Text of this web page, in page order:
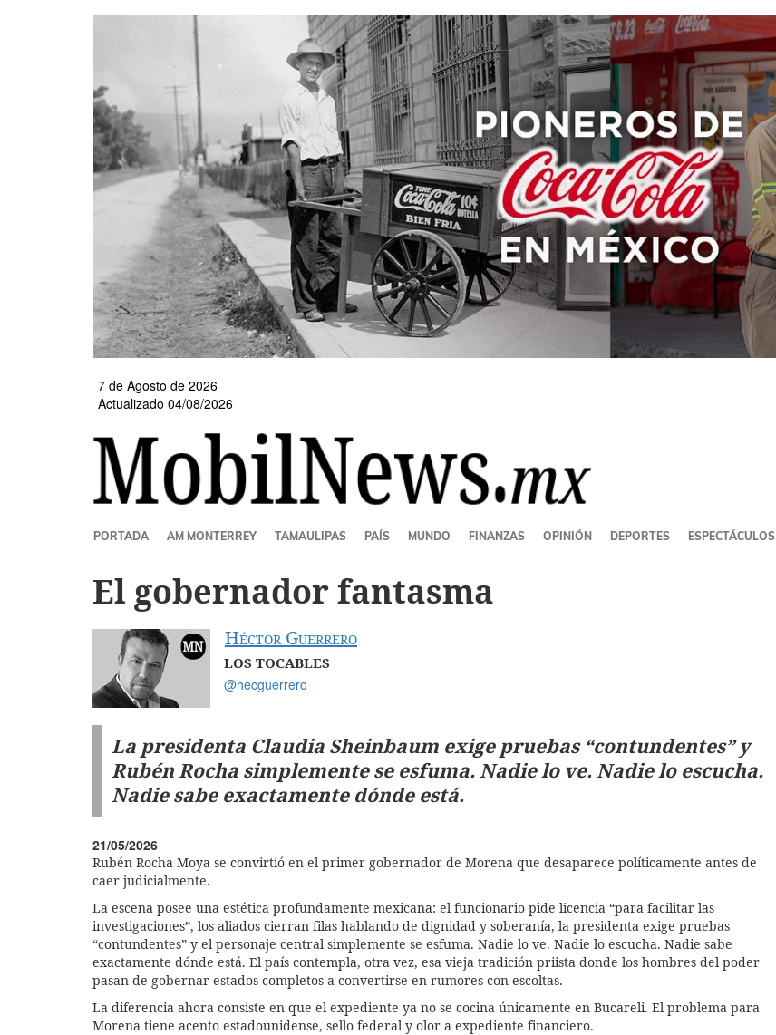
7 de Agosto de 2026
Actualizado 04/08/2026
SECCIONES
PORTADA AM MONTERREY TAMAULIPAS PAÍS MUNDO FINANZAS OPINIÓN DEPORTES ESPECTÁCULOS
El gobernador fantasma
Héctor Guerrero
LOS TOCABLES
@hecguerrero
La presidenta Claudia Sheinbaum exige pruebas “contundentes” y
Rubén Rocha simplemente se esfuma. Nadie lo ve. Nadie lo escucha.
Nadie sabe exactamente dónde está.
21/05/2026
Rubén Rocha Moya se convirtió en el primer gobernador de Morena que desaparece políticamente antes de
caer judicialmente.
La escena posee una estética profundamente mexicana: el funcionario pide licencia “para facilitar las
investigaciones”, los aliados cierran filas hablando de dignidad y soberanía, la presidenta exige pruebas
“contundentes” y el personaje central simplemente se esfuma. Nadie lo ve. Nadie lo escucha. Nadie sabe
exactamente dónde está. El país contempla, otra vez, esa vieja tradición priista donde los hombres del poder
pasan de gobernar estados completos a convertirse en rumores con escoltas.
La diferencia ahora consiste en que el expediente ya no se cocina únicamente en Bucareli. El problema para
Morena tiene acento estadounidense, sello federal y olor a expediente financiero.